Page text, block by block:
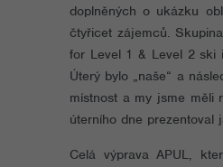
doplněných o ukázku
čtyřicet zájemců.
for Level 1 & Level 2 ski
Úterý bylo „naše“ a
místnost a my jsme měli
úterního dne prezentoval
Celá výprava APUL,